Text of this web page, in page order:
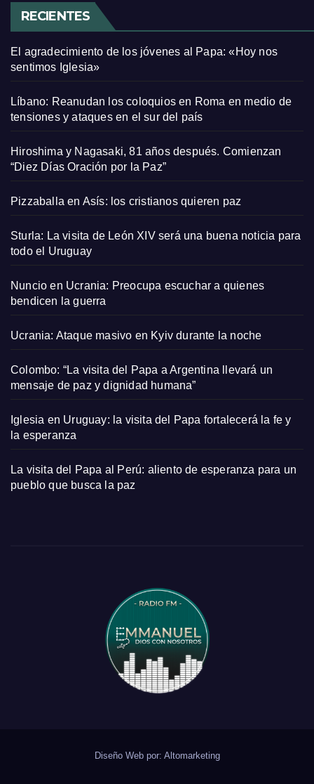
RECIENTES
El agradecimiento de los jóvenes al Papa: «Hoy nos
sentimos Iglesia»
Líbano: Reanudan los coloquios en Roma en medio de
tensiones y ataques en el sur del país
Hiroshima y Nagasaki, 81 años después. Comienzan
“Diez Días Oración por la Paz”
Pizzaballa en Asís: los cristianos quieren paz
Sturla: La visita de León XIV será una buena noticia para
todo el Uruguay
Nuncio en Ucrania: Preocupa escuchar a quienes
bendicen la guerra
Ucrania: Ataque masivo en Kyiv durante la noche
Colombo: “La visita del Papa a Argentina llevará un
mensaje de paz y dignidad humana”
Iglesia en Uruguay: la visita del Papa fortalecerá la fe y
la esperanza
La visita del Papa al Perú: aliento de esperanza para un
pueblo que busca la paz
Diseño Web por: Altomarketing